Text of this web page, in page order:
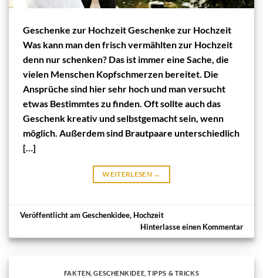
Geschenke zur Hochzeit Geschenke zur Hochzeit
Was kann man den frisch vermählten zur Hochzeit
denn nur schenken? Das ist immer eine Sache, die
vielen Menschen Kopfschmerzen bereitet. Die
Ansprüche sind hier sehr hoch und man versucht
etwas Bestimmtes zu finden. Oft sollte auch das
Geschenk kreativ und selbstgemacht sein, wenn
möglich. Außerdem sind Brautpaare unterschiedlich
[…]
WEITERLESEN →
Veröffentlicht amGeschenkidee, Hochzeit
Hinterlasse einen Kommentar
FAKTEN ,GESCHENKIDEE ,TIPPS & TRICKS